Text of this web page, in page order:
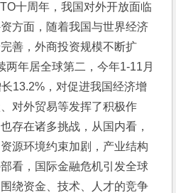
十周年，我国对外开放面临
方面，随着我国与世界经济
善，外商投资规模不断扩
两年居全球第二，今年1-11月
13.2%，对促进我国经济增
对外贸易等发挥了积极作
存在诸多挑战，从国内看，
源环境约束加剧，产业结构
看，国际金融危机引发全球
绕资金、技术、人才的竞争